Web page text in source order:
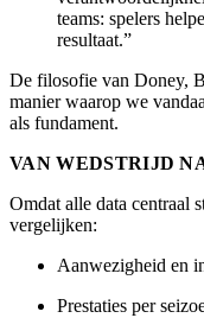
teams: spelers
resultaat.”
De filosofie van Doney,
manier waarop we
als fundament.
VAN WEDSTRIJD
Omdat alle data centraal
vergelijken:
Aanwezigheid en
Prestaties per